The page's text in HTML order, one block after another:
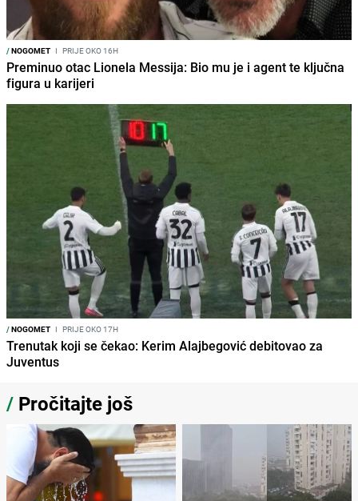
/NOGOMET I PRIJE OKO 16H
Preminuo otac Lionela Messija: Bio mu je i agent te ključna
figura u karijeri
/NOGOMET I PRIJE OKO 17H
Trenutak koji se čekao: Kerim Alajbegović debitovao za
Juventus
/ Pročitajte još